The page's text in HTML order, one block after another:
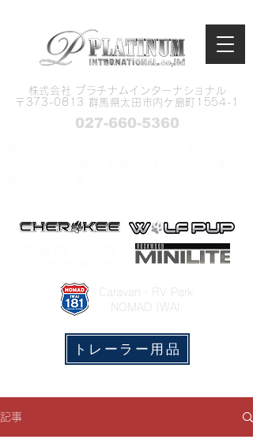
株式会社 プラチナムインターナショナル
​〒373-0813 群馬県太田市内ケ島町1554-1
トレーラー用品
​Caravan・RV Park
NOMAD IWAI
027-660-5360
記事